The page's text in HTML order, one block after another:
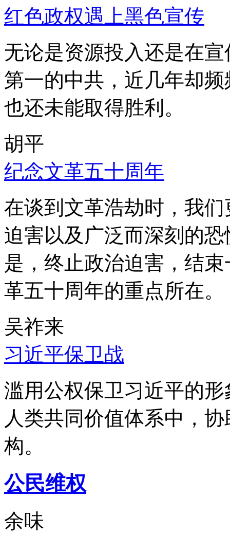
红色政权遇上黑色宣传
无论是资源投入还是在
第一的中共，近几年却
也还未能取得胜利。
胡平
纪念文革五十周年
在谈到文革浩劫时，我
迫害以及广泛而深刻的
是，终止政治迫害，结
革五十周年的重点所在。
吴祚来
习近平保卫战
滥用公权保卫习近平的
人类共同价值体系中，
构。
公民维权
余味